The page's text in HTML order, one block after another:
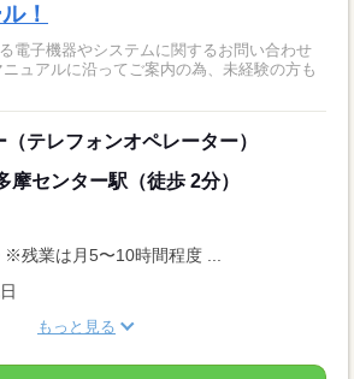
！
電子機器やシステムに関するお問い合わせ
ュアルに沿ってご案内の為、未経験の方も
テレフォンオペレーター）
摩センター駅（徒歩 2分）
※残業は月5〜10時間程度 ...
もっと見る